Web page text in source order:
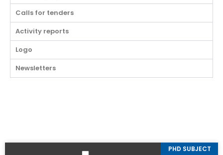
Calls for tenders
Activity reports
Logo
Newsletters
PHD SUBJECT